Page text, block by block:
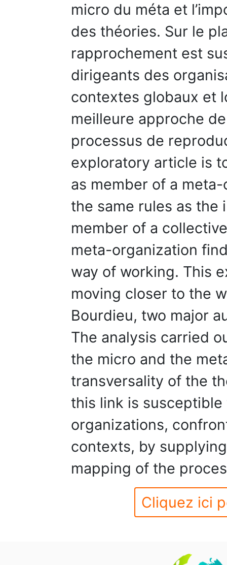
micro du méta et
des théories. Sur le
rapprochement est
dirigeants des
contextes globaux et
meilleure approche
processus de
exploratory article is
as member of a
the same rules as the
member of a
meta-organization
way of working. This
moving closer to the
Bourdieu, two major
The analysis carried
the micro and the
transversality of the
this link is
organizations,
contexts, by
mapping of the
Cliquez ici